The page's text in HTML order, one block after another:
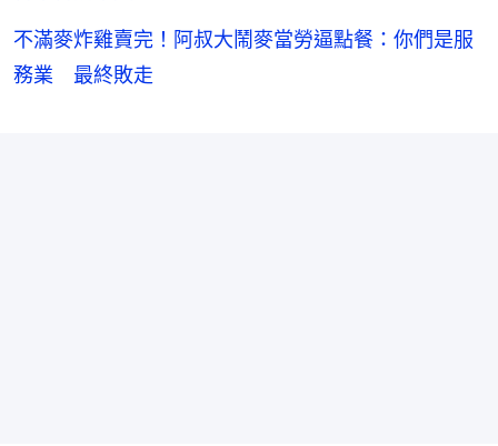
不滿麥炸雞賣完！阿叔大鬧麥當勞逼點餐：你們是服
務業 最終敗走